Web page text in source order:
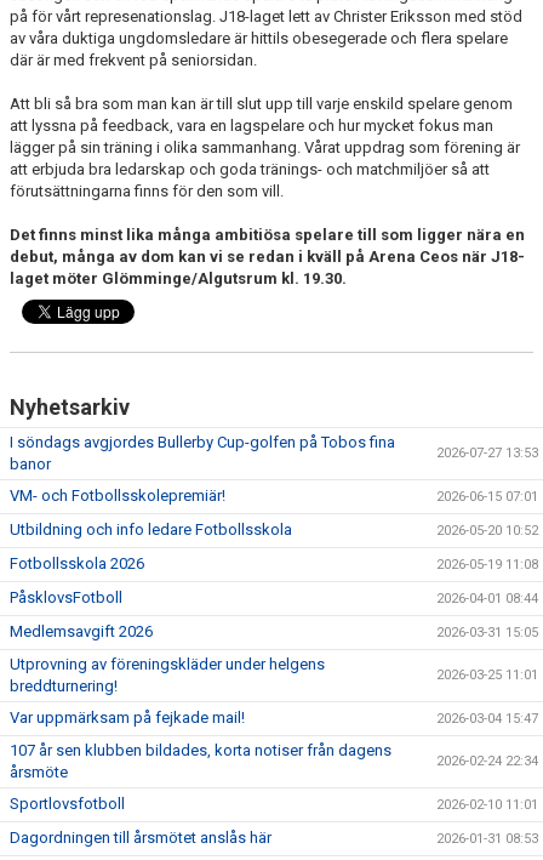
på för vårt represenationslag. J18-laget lett av Christer Eriksson med stöd
av våra duktiga ungdomsledare är hittils obesegerade och flera spelare
där är med frekvent på seniorsidan.
Att bli så bra som man kan är till slut upp till varje enskild spelare genom
att lyssna på feedback, vara en lagspelare och hur mycket fokus man
lägger på sin träning i olika sammanhang. Vårat uppdrag som förening är
att erbjuda bra ledarskap och goda tränings- och matchmiljöer så att
förutsättningarna finns för den som vill.
Det finns minst lika många ambitiösa spelare till som ligger nära en
debut, många av dom kan vi se redan i kväll på Arena Ceos när J18-
laget möter Glömminge/Algutsrum kl. 19.30.
Nyhetsarkiv
I söndags avgjordes Bullerby Cup-golfen på Tobos fina
banor
2026-07-27 13:53
VM- och Fotbollsskolepremiär! 2026-06-15 07:01
Utbildning och info ledare Fotbollsskola 2026-05-20 10:52
Fotbollsskola 2026 2026-05-19 11:08
PåsklovsFotboll 2026-04-01 08:44
Medlemsavgift 2026 2026-03-31 15:05
Utprovning av föreningskläder under helgens
breddturnering!
2026-03-25 11:01
Var uppmärksam på fejkade mail! 2026-03-04 15:47
107 år sen klubben bildades, korta notiser från dagens
årsmöte
2026-02-24 22:34
Sportlovsfotboll 2026-02-10 11:01
Dagordningen till årsmötet anslås här 2026-01-31 08:53